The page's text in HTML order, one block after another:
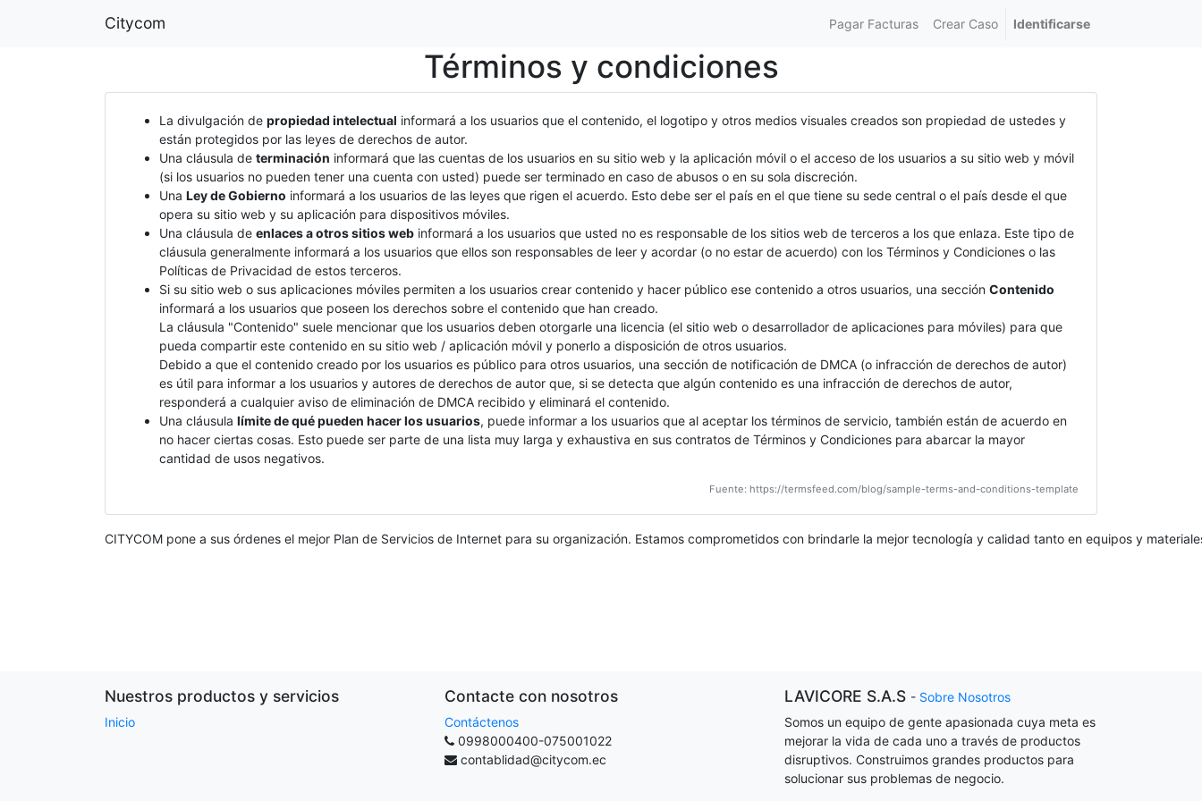
Citycom Pagar Facturas Crear Caso Identificarse
Términos y condiciones
La divulgación de propiedad intelectual informará a los usuarios que el contenido, el logotipo y otros medios visuales creados son propiedad de ustedes y
están protegidos por las leyes de derechos de autor.
Una cláusula de terminación informará que las cuentas de los usuarios en su sitio web y la aplicación móvil o el acceso de los usuarios a su sitio web y móvil
(si los usuarios no pueden tener una cuenta con usted) puede ser terminado en caso de abusos o en su sola discreción.
Una Ley de Gobierno informará a los usuarios de las leyes que rigen el acuerdo. Esto debe ser el país en el que tiene su sede central o el país desde el que
opera su sitio web y su aplicación para dispositivos móviles.
Una cláusula de enlaces a otros sitios web informará a los usuarios que usted no es responsable de los sitios web de terceros a los que enlaza. Este tipo de
cláusula generalmente informará a los usuarios que ellos son responsables de leer y acordar (o no estar de acuerdo) con los Términos y Condiciones o las
Políticas de Privacidad de estos terceros.
Si su sitio web o sus aplicaciones móviles permiten a los usuarios crear contenido y hacer público ese contenido a otros usuarios, una sección Contenido
informará a los usuarios que poseen los derechos sobre el contenido que han creado.
La cláusula "Contenido" suele mencionar que los usuarios deben otorgarle una licencia (el sitio web o desarrollador de aplicaciones para móviles) para que
pueda compartir este contenido en su sitio web / aplicación móvil y ponerlo a disposición de otros usuarios.
Debido a que el contenido creado por los usuarios es público para otros usuarios, una sección de notificación de DMCA (o infracción de derechos de autor)
es útil para informar a los usuarios y autores de derechos de autor que, si se detecta que algún contenido es una infracción de derechos de autor,
responderá a cualquier aviso de eliminación de DMCA recibido y eliminará el contenido.
Una cláusula límite de qué pueden hacer los usuarios, puede informar a los usuarios que al aceptar los términos de servicio, también están de acuerdo en
no hacer ciertas cosas. Esto puede ser parte de una lista muy larga y exhaustiva en sus contratos de Términos y Condiciones para abarcar la mayor
cantidad de usos negativos.
Fuente: https://termsfeed.com/blog/sample-terms-and-conditions-template
CITYCOM pone a sus órdenes el mejor Plan de Servicios de Internet para su organización. Estamos comprometidos con brindarle la mejor tecnología y calidad tanto en equipos y
Nuestros productos y servicios
Inicio
Contacte con nosotros
Contáctenos
0998000400-075001022
contablidad@citycom.ec
LAVICORE S.A.S - Sobre Nosotros
Somos un equipo de gente apasionada cuya meta es
mejorar la vida de cada uno a través de productos
disruptivos. Construimos grandes productos para
solucionar sus problemas de negocio.